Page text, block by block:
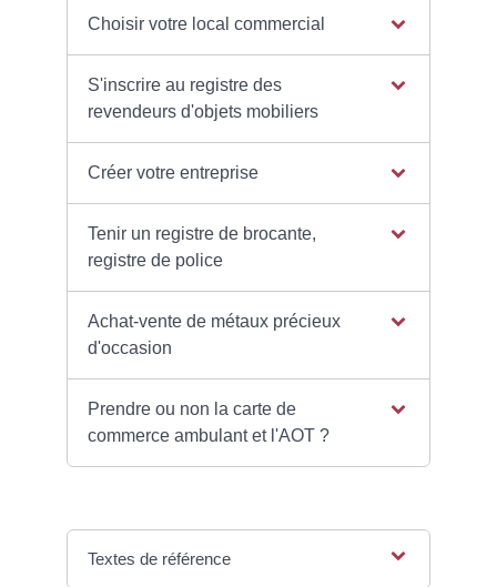
Choisir votre local commercial
S'inscrire au registre des
revendeurs d'objets mobiliers
Créer votre entreprise
Tenir un registre de brocante,
registre de police
Achat-vente de métaux précieux
d'occasion
Prendre ou non la carte de
commerce ambulant et l'AOT ?
Textes de référence